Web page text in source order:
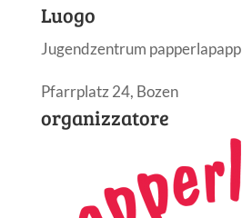
Luogo
Jugendzentrum papperlapapp
Pfarrplatz 24, Bozen
organizzatore